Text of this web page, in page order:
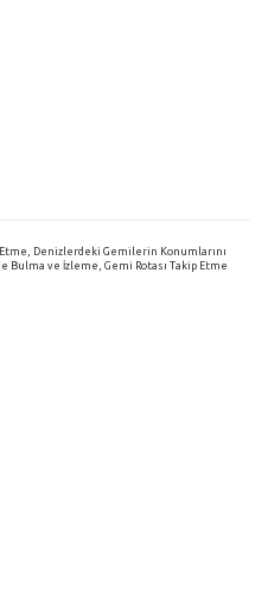
Denizlerdeki Gemilerin Konumlarını
Bulma ve İzleme, Gemi Rotası Takip Etme